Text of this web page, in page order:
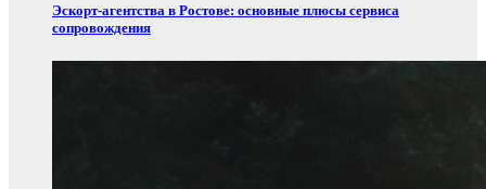
Эскорт‑агентства в Ростове: основные плюсы сервиса
сопровождения